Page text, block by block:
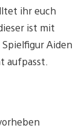
ihr euch
ist mit
Aiden
aufpasst.